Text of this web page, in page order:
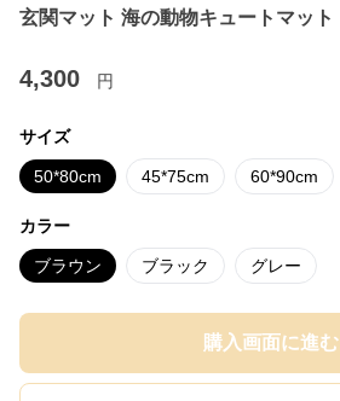
玄関マット 海の動物キュートマット
4,300 円
サイズ
50*80cm 45*75cm 60*90cm
カラー
ブラウン ブラック グレー
購入画面に進む